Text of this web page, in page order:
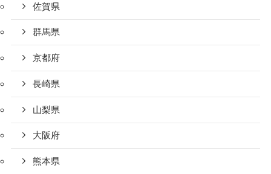
佐賀県
群馬県
京都府
長崎県
山梨県
大阪府
熊本県